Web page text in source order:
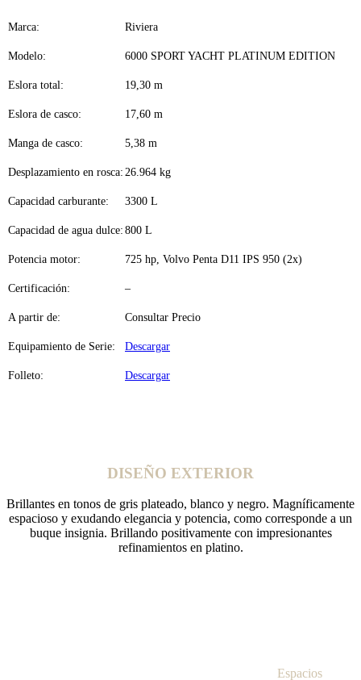
Marca: Riviera
Modelo: 6000 SPORT YACHT PLATINUM EDITION
Eslora total: 19,30 m
Eslora de casco: 17,60 m
Manga de casco: 5,38 m
Desplazamiento en rosca: 26.964 kg
Capacidad carburante: 3300 L
Capacidad de agua dulce: 800 L
Potencia motor: 725 hp, Volvo Penta D11 IPS 950 (2x)
Certificación: –
A partir de: Consultar Precio
Equipamiento de Serie: Descargar
Folleto: Descargar
DISEÑO EXTERIOR
Brillantes en tonos de gris plateado, blanco y negro. Magníficamente
espacioso y exudando elegancia y potencia, como corresponde a un
buque insignia. Brillando positivamente con impresionantes
refinamientos en platino.
Espacios